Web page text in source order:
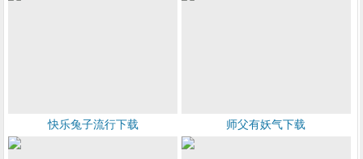
快乐兔子流行下载 师父有妖气下载